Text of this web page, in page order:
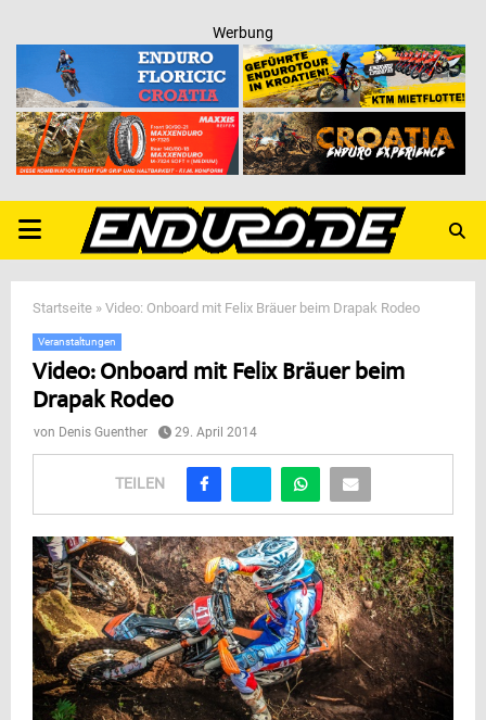
Werbung
PRIMARY
MENU
Startseite » Video: Onboard mit Felix Bräuer beim Drapak Rodeo
Veranstaltungen
Video: Onboard mit Felix Bräuer beim
Drapak Rodeo
von Denis Guenther 29. April 2014
TEILEN